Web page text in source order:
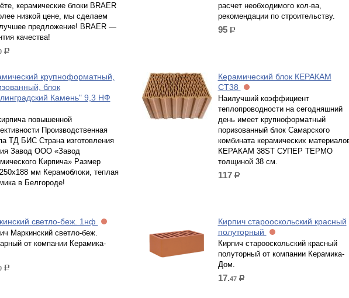
керамические блоки BRAER
низкой цене, мы сделаем
предложение! BRAER —
качества!
р.
расчет необходимого кол-ва,
рекомендации по строительству.
95 р.
крупноформатный,
блок
Камень" 9,3 НФ
повышенной
Производственная
ТД БИС Страна изготовления
Завод ООО «Завод
Кирпича» Размер
мм Керамоблоки, теплая
в Белгороде!
Керамический блок КЕРАКАМ
СТ38
Наилучший коэффициент
теплопроводности на сегодняшний
день имеет крупноформатный
поризованный блок Самарского
комбината керамических
КЕРАКАМ 38ST СУПЕР ТЕРМО
толщиной 38 см.
117 р.
светло-беж. 1нф
Маркинский светло-беж.
от компании Керамика-
р.
Кирпич старооскольский красный
полуторный
Кирпич старооскольский красный
полуторный от компании Керамика-
Дом.
17.47 р.